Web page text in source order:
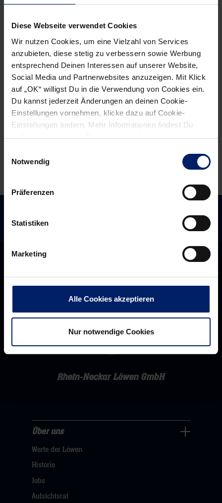
Diese Webseite verwendet Cookies
Wir nutzen Cookies, um eine Vielzahl von Services
anzubieten, diese stetig zu verbessern sowie Werbung
entsprechend Deinen Interessen auf unserer Website,
Social Media und Partnerwebsites anzuzeigen. Mit Klick
auf „OK“ willigst Du in die Verwendung von Cookies ein.
Du kannst jederzeit Änderungen an deinen Cookie-
Einstellungen vornehmen, klicke dazu auf Cookie-
Einstellungen ändern. Mehr Informationen findest Du
außerdem in unsererDatenschutzerklärung.
Notwendig
Präferenzen
Statistiken
Marketing
Alle Cookies akzeptieren
Nur notwendige Cookies
Rhein-Neckar Löwen GmbH
uns
Navigation
öffnen,
dann
Über uns
Werte der Löwen
Historie
Jobs
Aufsichtsrat